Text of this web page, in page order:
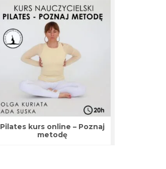
Pilates kurs online – Poznaj
metodę